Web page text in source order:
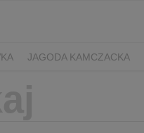
JAGODA KAMCZACKA